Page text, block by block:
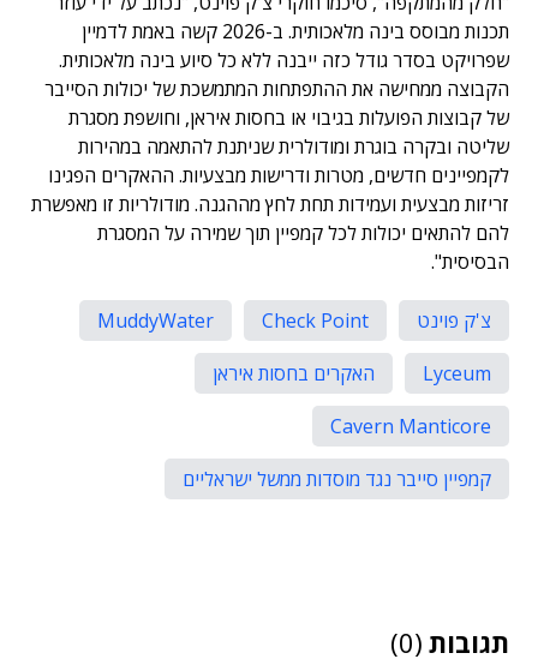
תכנות מבוסס בינה מלאכותית. ב-2026 קשה באמת לדמיין
שפרויקט בסדר גודל כזה ייבנה ללא כל סיוע בינה מלאכותית.
הקבוצה ממחישה את ההתפתחות המתמשכת של יכולות הסייבר
של קבוצות הפועלות בגיבוי או בחסות איראן, וחושפת מסגרת
שליטה ובקרה בוגרת ומודולרית שניתנת להתאמה במהירות
לקמפיינים חדשים, מטרות ודרישות מבצעיות. ההאקרים הפגינו
זריזות מבצעית ועמידות תחת לחץ מההגנה. מודולריות זו מאפשרת
להם להתאים יכולות לכל קמפיין תוך שמירה על המסגרת
הבסיסית".
צ'ק פוינט Check Point
MuddyWater
Lyceum
האקרים בחסות איראן
Cavern Manticore
קמפיין סייבר נגד מוסדות ממשל ישראליים
תגובות (0)